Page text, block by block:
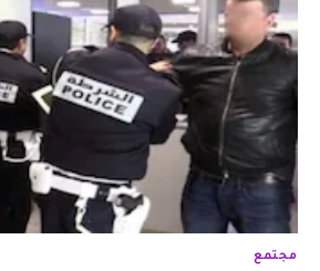
مجتمع